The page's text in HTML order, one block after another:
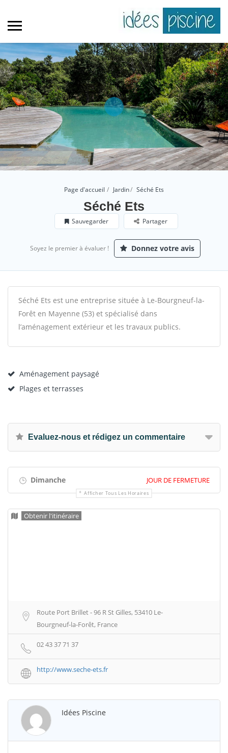
Page d'accueil Jardin Séché Ets
Séché Ets
Sauvegarder Partager
Soyez le premier à évaluer ! Donnez votre avis
Séché Ets est une entreprise située à Le-Bourgneuf-la-
Forêt en Mayenne (53) et spécialisé dans
l’aménagement extérieur et les travaux publics.
Aménagement paysagé
Plages et terrasses
Evaluez-nous et rédigez un commentaire
Dimanche JOUR DE FERMETURE
Afficher Tous Les Horaires
Obtenir l'itinéraire
Route Port Brillet - 96 R St Gilles, 53410 Le-
Bourgneuf-la-Forêt, France
02 43 37 71 37
http://www.seche-ets.fr
Idées Piscine